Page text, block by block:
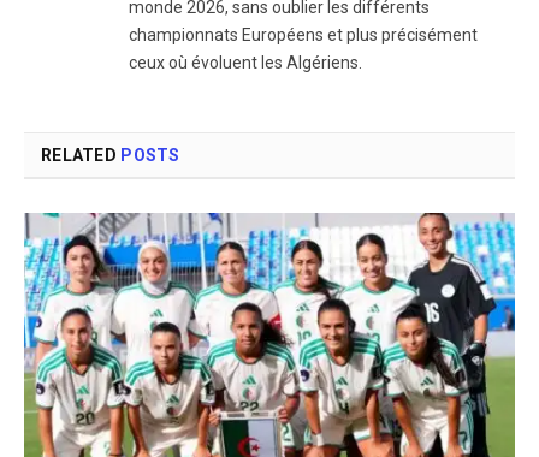
monde 2026, sans oublier les différents
championnats Européens et plus précisément
ceux où évoluent les Algériens.
RELATED POSTS